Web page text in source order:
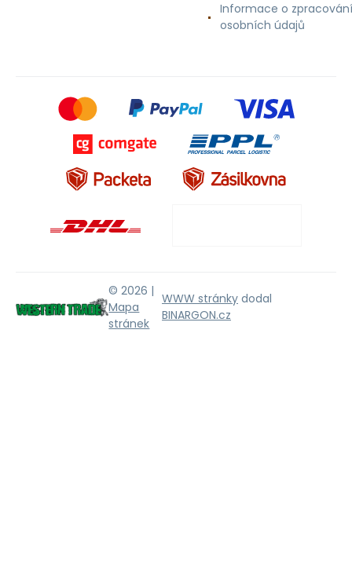
Informace o zpracování
osobních údajů
© 2026 |
Mapa
stránek
WWW stránky dodal
BINARGON.cz